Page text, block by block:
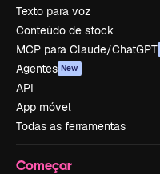
Texto para voz
Conteúdo de stock
MCP para Claude/ChatGPT
Agentes New
API
App móvel
Todas as ferramentas
Começar